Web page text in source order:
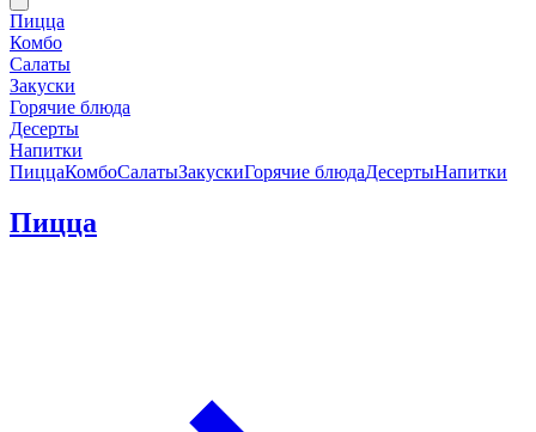
Пицца
Комбо
Салаты
Закуски
Горячие блюда
Десерты
Напитки
ПиццаКомбоСалатыЗакускиГорячие блюдаДесертыНапитки
Пицца